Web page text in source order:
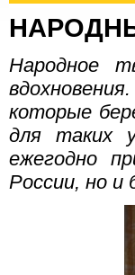
Народное
которые
для таких
ежегодно
России, но и